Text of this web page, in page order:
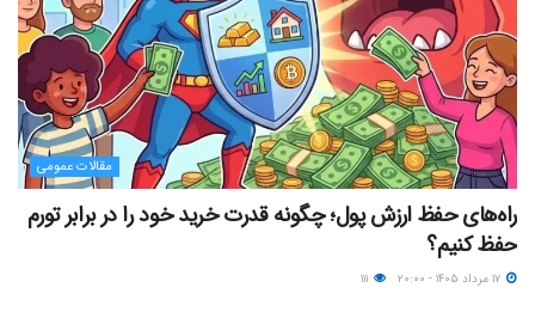
مقالات عمومی
راه‌های حفظ ارزش پول؛ چگونه قدرت خرید خود را در برابر تورم
حفظ کنیم؟